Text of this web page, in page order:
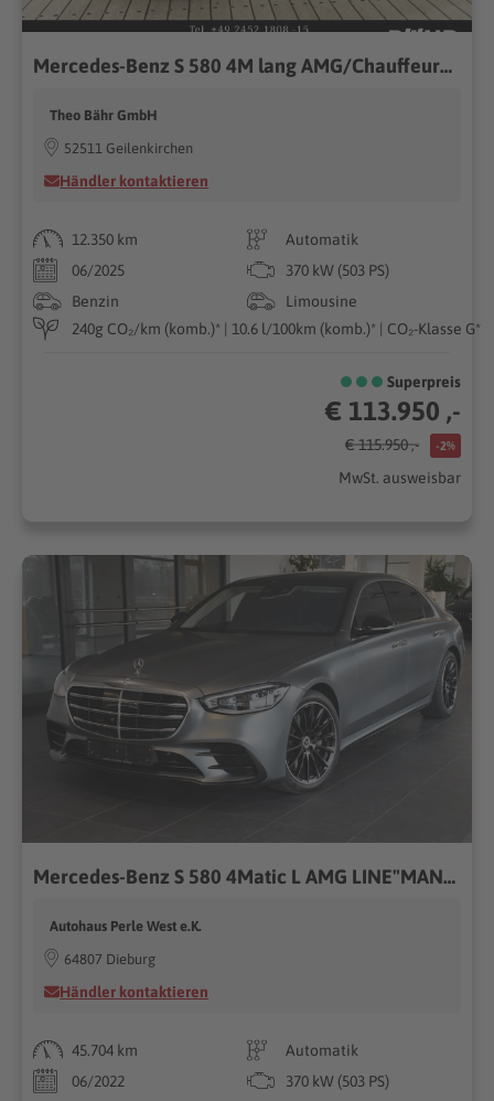
Mercedes-Benz S 580 4M lang AMG/Chauffeur/Burmester3D/Pano/360
Theo Bähr GmbH
52511 Geilenkirchen
Händler kontaktieren
12.350 km
Automatik
06/2025
370 kW (503 PS)
Benzin
Limousine
240g CO₂/km (komb.)* | 10.6 l/100km (komb.)* | CO₂-Klasse G*
Superpreis
€ 113.950 ,-
€ 115.950 ,- -2%
MwSt. ausweisbar
Mercedes-Benz S 580 4Matic L AMG LINE"MANUFAKTUR"EXKLUSIV"VOLL
Autohaus Perle West e.K.
64807 Dieburg
Händler kontaktieren
45.704 km
Automatik
06/2022
370 kW (503 PS)